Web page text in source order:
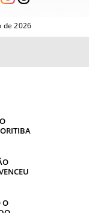
de 2026
O